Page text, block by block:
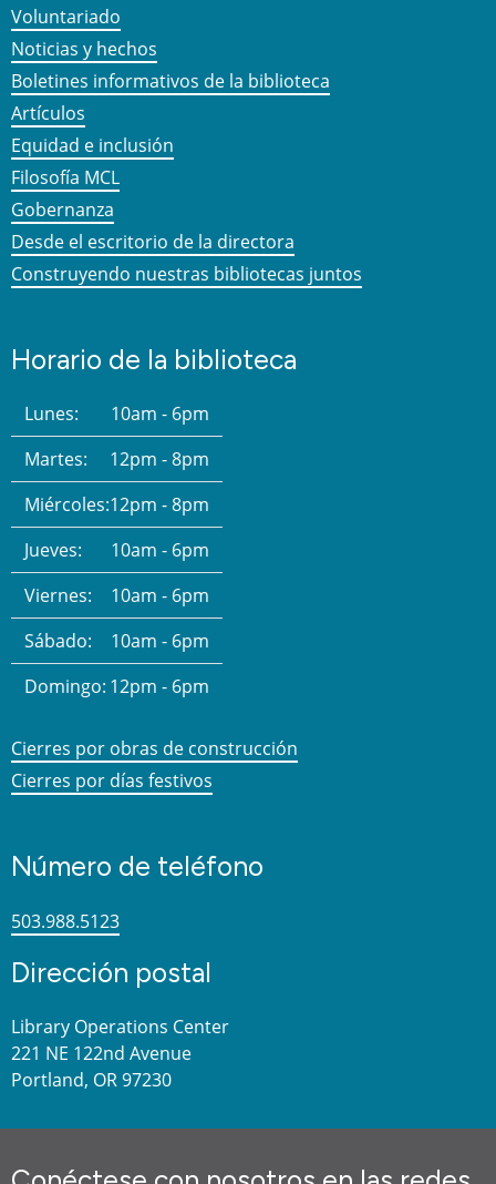
Voluntariado
Noticias y hechos
Boletines informativos de la biblioteca
Artículos
Equidad e inclusión
Filosofía MCL
Gobernanza
Desde el escritorio de la directora
Construyendo nuestras bibliotecas juntos
Horario de la biblioteca
Lunes:
10am - 6pm
Martes:
12pm - 8pm
Miércoles:12pm - 8pm
Jueves:
10am - 6pm
Viernes:
10am - 6pm
Sábado:
10am - 6pm
Domingo: 12pm - 6pm
Cierres por obras de construcción
Cierres por días festivos
Número de teléfono
503.988.5123
Dirección postal
Library Operations Center
221 NE 122nd Avenue
Portland, OR 97230